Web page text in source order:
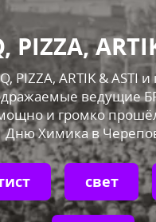
PIZZA,
PIZZA, ARTIK & ASTI и
ведущие
и громко
Дню Химика в
свет